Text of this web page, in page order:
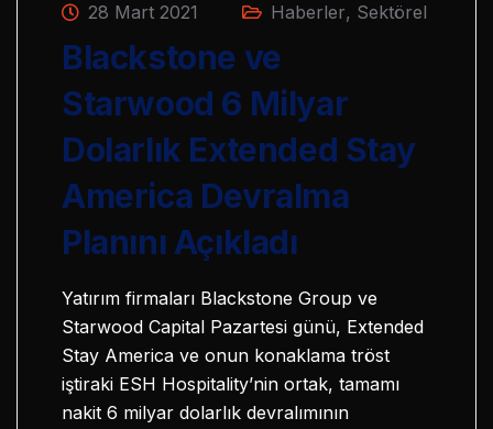
28 Mart 2021 Haberler, Sektörel
Blackstone ve
Starwood 6 Milyar
Dolarlık Extended Stay
America Devralma
Planını Açıkladı
Yatırım firmaları Blackstone Group ve
Starwood Capital Pazartesi günü, Extended
Stay America ve onun konaklama tröst
iştiraki ESH Hospitality’nin ortak, tamamı
nakit 6 milyar dolarlık devralımının